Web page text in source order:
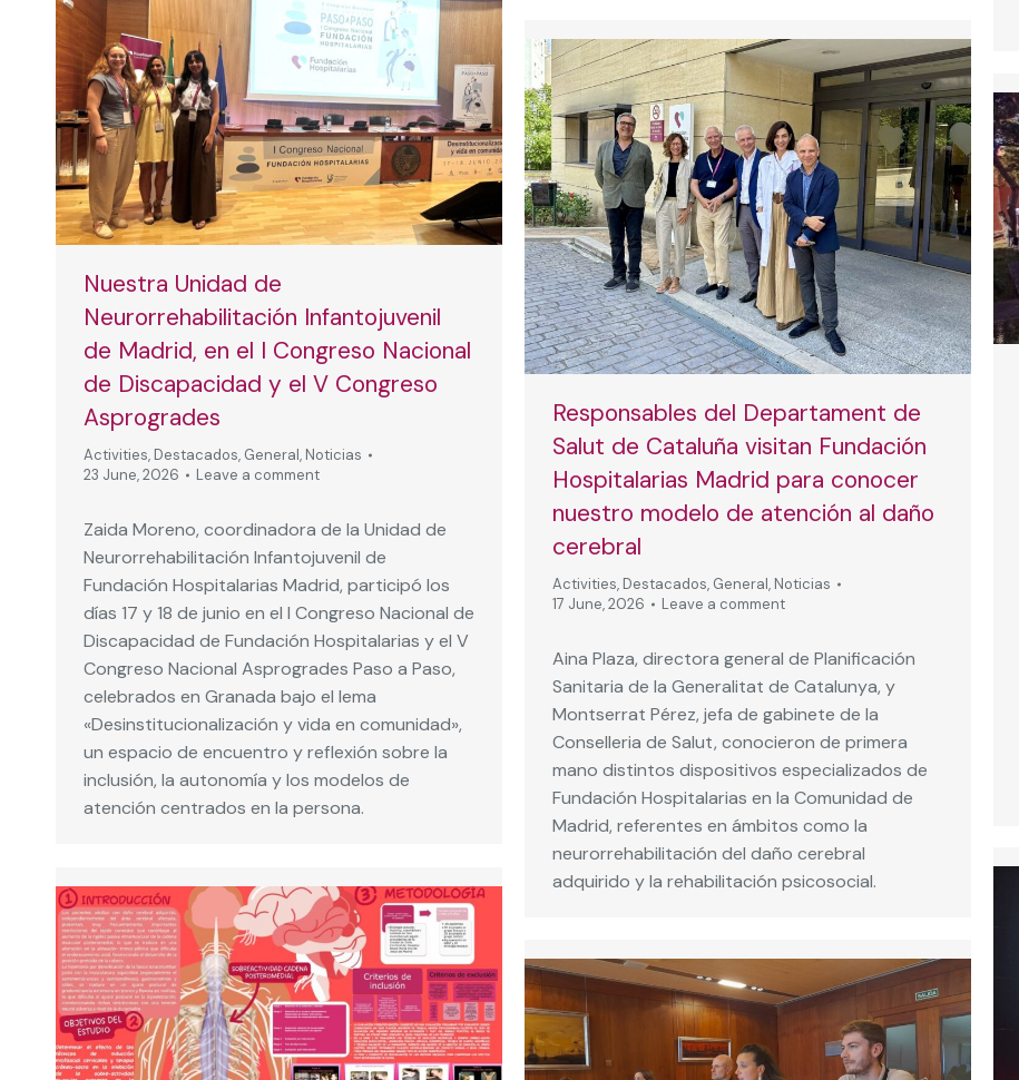
Nuestra Unidad de
Neurorrehabilitación Infantojuvenil
de Madrid, en el I Congreso Nacional
de Discapacidad y el V Congreso
Asprogrades
Activities, Destacados, General, Noticias
23 June, 2026
Leave a comment
Zaida Moreno, coordinadora de la Unidad de
Neurorrehabilitación Infantojuvenil de
Fundación Hospitalarias Madrid, participó los
días 17 y 18 de junio en el I Congreso Nacional de
Discapacidad de Fundación Hospitalarias y el V
Congreso Nacional Asprogrades Paso a Paso,
celebrados en Granada bajo el lema
«Desinstitucionalización y vida en comunidad»,
un espacio de encuentro y reflexión sobre la
inclusión, la autonomía y los modelos de
atención centrados en la persona.
Responsables del Departament de
Salut de Cataluña visitan Fundación
Hospitalarias Madrid para conocer
nuestro modelo de atención al daño
cerebral
Activities, Destacados, General, Noticias
17 June, 2026
Leave a comment
Aina Plaza, directora general de Planificación
Sanitaria de la Generalitat de Catalunya, y
Montserrat Pérez, jefa de gabinete de la
Conselleria de Salut, conocieron de primera
mano distintos dispositivos especializados de
Fundación Hospitalarias en la Comunidad de
Madrid, referentes en ámbitos como la
neurorrehabilitación del daño cerebral
adquirido y la rehabilitación psicosocial.